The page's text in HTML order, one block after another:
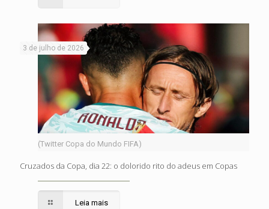
(Twitter Copa do Mundo FIFA)
3 de julho de 2026
Cruzados da Copa, dia 22: o dolorido rito do adeus em Copas
Leia mais